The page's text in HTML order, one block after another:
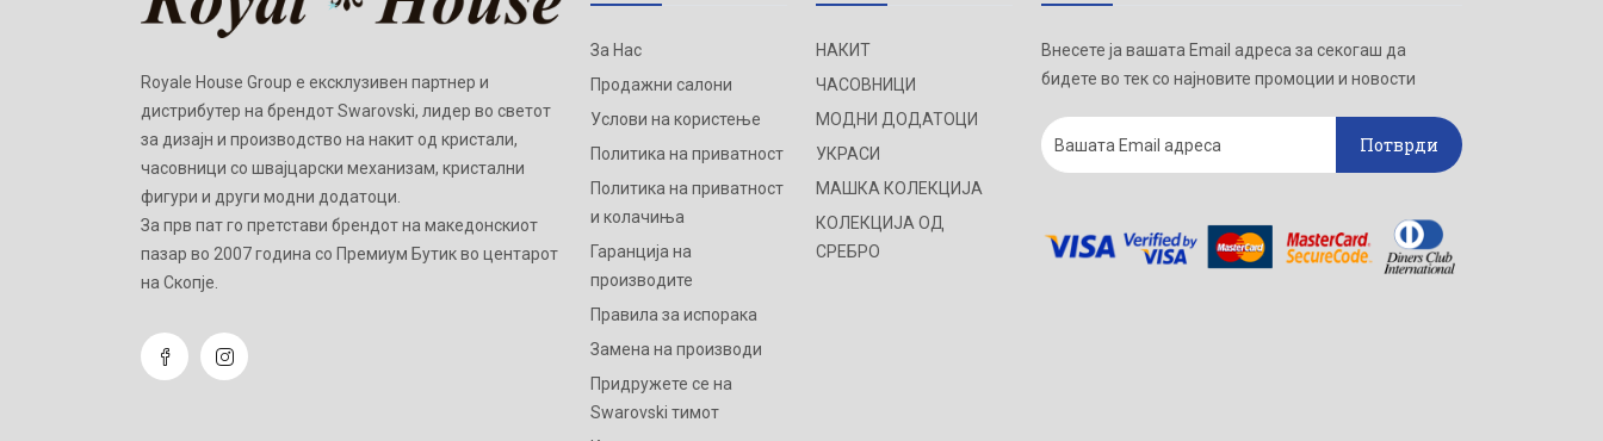
Royale House Group е ексклузивен партнер и
дистрибутер на брендот Swarovski, лидер во светот
за дизајн и производство на накит од кристали,
часовници со швајцарски механизам, кристални
фигури и други модни додатоци.
Зa прв пат го претстави брендот на македонскиот
пазар во 2007 година со Премиум Бутик во центарот
на Скопје.
За Нас
Продажни салони
Услови на користење
Политика на приватност
Политика на приватност
и колачиња
Гаранција на
производите
Правила за испорака
Замена на производи
Придружете се на
Swarovski тимот
НАКИТ
ЧАСОВНИЦИ
МОДНИ ДОДАТОЦИ
УКРАСИ
МАШКА КОЛЕКЦИЈА
КОЛЕКЦИЈА ОД
СРЕБРО
Внесете ја вашата Email адреса за секогаш да
бидете во тек со најновите промоции и новости
Потврди